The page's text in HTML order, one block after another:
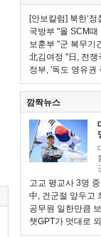
[안보칼럼] 북한‘
국방부 "올 SCM
보훈부 "군 복무기
北김여정 "日, 전
정부, '독도 영유권
깜짝뉴스
고교 평교사 3명
中, 건군절 앞두고
공무원 일한만큼
챗GPT가 멋대로